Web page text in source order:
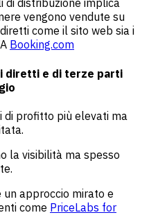
di distribuzione implica
vengono vendute su
come il sito web sia i
Booking.com
diretti e di terze parti
di profitto più elevati ma
la visibilità ma spesso
approccio mirato e
come PriceLabs for